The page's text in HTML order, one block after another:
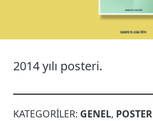
2014 yılı posteri.
KATEGORILER: GENEL, POSTER